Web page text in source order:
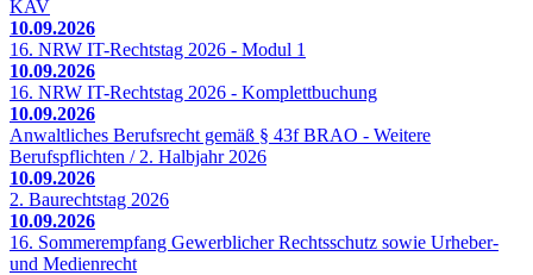
KAV
10.09.2026
16. NRW IT-Rechtstag 2026 - Modul 1
10.09.2026
16. NRW IT-Rechtstag 2026 - Komplettbuchung
10.09.2026
Anwaltliches Berufsrecht gemäß § 43f BRAO - Weitere
Berufspflichten / 2. Halbjahr 2026
10.09.2026
2. Baurechtstag 2026
10.09.2026
16. Sommerempfang Gewerblicher Rechtsschutz sowie Urheber-
und Medienrecht